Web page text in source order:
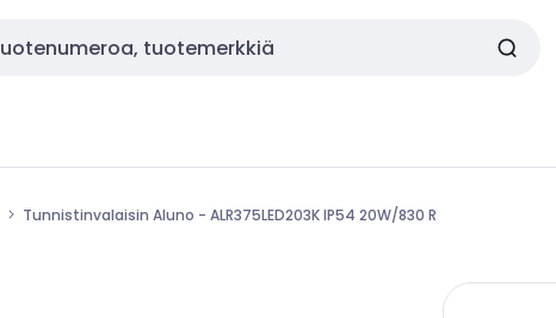
Tunnistinvalaisin Aluno - ALR375LED203K IP54 20W/830 R